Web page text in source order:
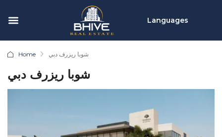
Languages
Home شوبا ريزرف دبي
شوبا ريزرف دبي